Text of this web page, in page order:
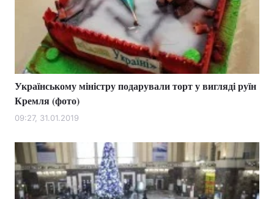
Українському міністру подарували торт у вигляді руїн
Кремля (фото)
09:27, 31.01.2019